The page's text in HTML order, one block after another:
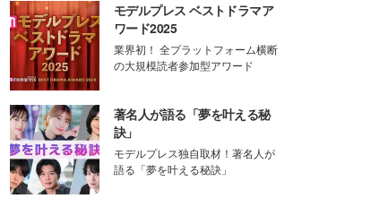
モデルプレス ベストドラマア
ワード2025
業界初！ 全プラットフォーム横断
の大規模読者参加型アワード
著名人が語る「夢を叶える秘
訣」
モデルプレス独自取材！著名人が
語る「夢を叶える秘訣」